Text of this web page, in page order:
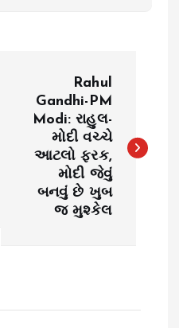
Rahul
Gandhi-PM
Modi: રાહુલ-
મોદી વચ્ચે
આટલો ફરક,
મોદી જેવું
બનવું છે ખુબ
જ મુશ્કેલ